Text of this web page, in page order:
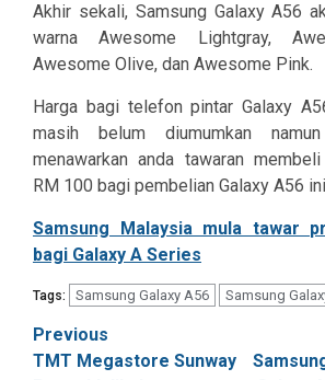
Akhir sekali, Samsung Galaxy A56
warna Awesome Lightgray,
Awesome Olive, dan Awesome Pink.
Harga bagi telefon pintar Galaxy
masih belum diumumkan
menawarkan anda tawaran
RM 100 bagi pembelian Galaxy A56
Samsung Malaysia mula tawar
bagi Galaxy A Series
Tags: Samsung Galaxy A56 Samsung
Post
Previous
TMT Megastore Sunway